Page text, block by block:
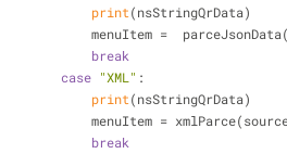
print(nsStringQrData)
            menuItem
=
break
case "XML" :
print(nsStringQrData)
            menuItem
=
break